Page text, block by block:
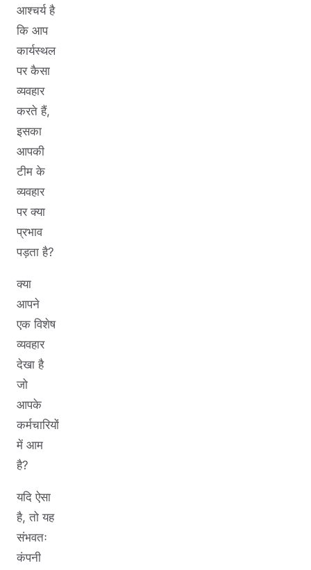
आश्चर्य है
कि आप
कार्यस्थल
पर कैसा
व्यवहार
करते हैं,
इसका
आपकी
टीम के
व्यवहार
पर क्या
प्रभाव
पड़ता है?
क्या
आपने
एक विशेष
व्यवहार
देखा है
जो
आपके
कर्मचारियों
में आम
है?
यदि ऐसा
है, तो यह
संभवतः
कंपनी